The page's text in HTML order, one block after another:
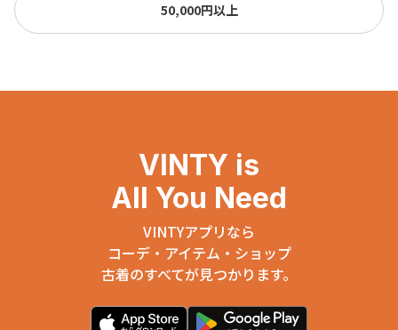
50,000円以上
VINTY is
All You Need
VINTYアプリなら
コーデ・アイテム・ショップ
古着のすべてが見つかります。